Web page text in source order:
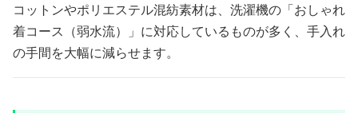
コットンやポリエステル混紡素材は、洗濯機の「おしゃれ
着コース（弱水流）」に対応しているものが多く、手入れ
の手間を大幅に減らせます。